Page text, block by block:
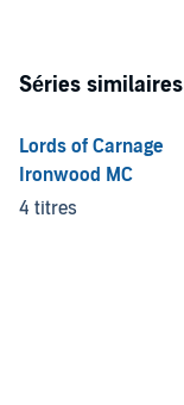
Séries similaires
Lords of Carnage
Ironwood MC
4 titres